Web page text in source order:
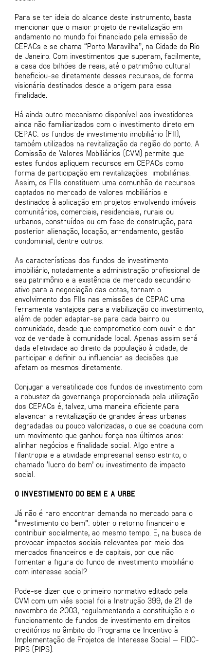
Para se ter ideia do alcance deste instrumento, basta
mencionar que o maior projeto de revitalização em
andamento no mundo foi financiado pela emissão de
CEPACs e se chama “Porto Maravilha”, na Cidade do Rio
de Janeiro. Com investimentos que superam, facilmente,
a casa dos bilhões de reais, até o patrimônio cultural
beneficiou-se diretamente desses recursos, de forma
visionária destinados desde a origem para essa
finalidade.
Há ainda outro mecanismo disponível aos investidores
ainda não familiarizados com o investimento direto em
CEPAC: os fundos de investimento imobiliário (FII),
também utilizados na revitalização da região do porto. A
Comissão de Valores Mobiliários (CVM) permite que
estes fundos apliquem recursos em CEPACs como
forma de participação em revitalizações imobiliárias.
Assim, os FIIs constituem uma comunhão de recursos
captados no mercado de valores mobiliários e
destinados à aplicação em projetos envolvendo imóveis
comunitários, comerciais, residenciais, rurais ou
urbanos, construídos ou em fase de construção, para
posterior alienação, locação, arrendamento, gestão
condominial, dentre outros.
As características dos fundos de investimento
imobiliário, notadamente a administração profissional de
seu patrimônio e a existência de mercado secundário
ativo para a negociação das cotas, tornam o
envolvimento dos FIIs nas emissões de CEPAC uma
ferramenta vantajosa para a viabilização do investimento,
além de poder adaptar-se para cada bairro ou
comunidade, desde que comprometido com ouvir e dar
voz de verdade à comunidade local. Apenas assim será
dada efetividade ao direito da população à cidade, de
participar e definir ou influenciar as decisões que
afetam os mesmos diretamente.
Conjugar a versatilidade dos fundos de investimento com
a robustez da governança proporcionada pela utilização
dos CEPACs é, talvez, uma maneira eficiente para
alavancar a revitalização de grandes áreas urbanas
degradadas ou pouco valorizadas, o que se coaduna com
um movimento que ganhou força nos últimos anos:
alinhar negócios e finalidade social. Algo entre a
filantropia e a atividade empresarial senso estrito, o
chamado ‘lucro do bem’ ou investimento de impacto
social.
O INVESTIMENTO DO BEM E A URBE
Já não é raro encontrar demanda no mercado para o
“investimento do bem”: obter o retorno financeiro e
contribuir socialmente, ao mesmo tempo. E, na busca de
provocar impactos sociais relevantes por meio dos
mercados financeiros e de capitais, por que não
fomentar a figura do fundo de investimento imobiliário
com interesse social?
Pode-se dizer que o primeiro normativo editado pela
CVM com um viés social foi a Instrução 399, de 21 de
novembro de 2003, regulamentando a constituição e o
funcionamento de fundos de investimento em direitos
creditórios no âmbito do Programa de Incentivo à
Implementação de Projetos de Interesse Social — FIDC-
PIPS (PIPS).